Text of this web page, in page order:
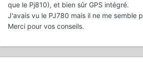
que le Pj810), et bien sûr GPS intégré.
J'avais vu le PJ780 mais il ne me semble
Merci pour vos conseils.